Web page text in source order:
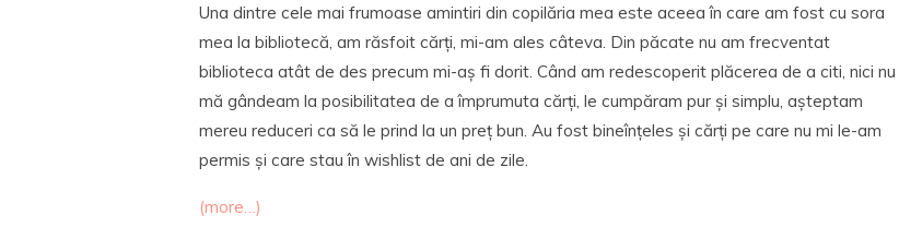
Una dintre cele mai frumoase amintiri din copilăria mea este aceea în care am fost cu sora
mea la bibliotecă, am răsfoit cărți, mi-am ales câteva. Din păcate nu am frecventat
biblioteca atât de des precum mi-aș fi dorit. Când am redescoperit plăcerea de a citi, nici nu
mă gândeam la posibilitatea de a împrumuta cărți, le cumpăram pur și simplu, așteptam
mereu reduceri ca să le prind la un preț bun. Au fost bineînțeles și cărți pe care nu mi le-am
permis și care stau în wishlist de ani de zile.
(more…)